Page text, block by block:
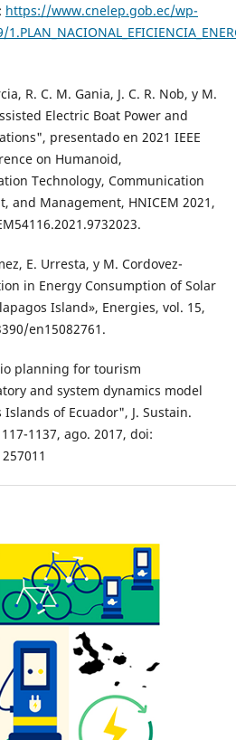
https://www.cnelep.gob.ec/wp-
R. C. M. Gania, J. C. R. Nob, y M.
Electric Boat Power and
presentado en 2021 IEEE
on Humanoid,
Technology, Communication
and Management, HNICEM 2021,
E. Urresta, y M. Cordovez-
in Energy Consumption of Solar
Island», Energies, vol. 15,
en15082761.
planning for tourism
and system dynamics model
of Ecuador", J. Sustain.
1137, ago. 2017, doi: